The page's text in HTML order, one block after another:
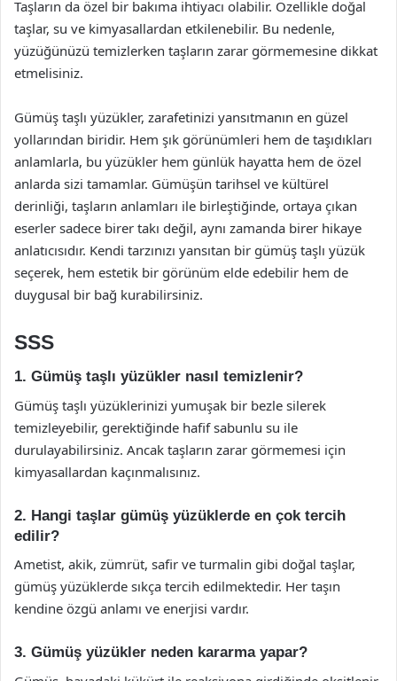
Taşların da özel bir bakıma ihtiyacı olabilir. Özellikle doğal
taşlar, su ve kimyasallardan etkilenebilir. Bu nedenle,
yüzüğünüzü temizlerken taşların zarar görmemesine dikkat
etmelisiniz.
Gümüş taşlı yüzükler, zarafetinizi yansıtmanın en güzel
yollarından biridir. Hem şık görünümleri hem de taşıdıkları
anlamlarla, bu yüzükler hem günlük hayatta hem de özel
anlarda sizi tamamlar. Gümüşün tarihsel ve kültürel
derinliği, taşların anlamları ile birleştiğinde, ortaya çıkan
eserler sadece birer takı değil, aynı zamanda birer hikaye
anlatıcısıdır. Kendi tarzınızı yansıtan bir gümüş taşlı yüzük
seçerek, hem estetik bir görünüm elde edebilir hem de
duygusal bir bağ kurabilirsiniz.
SSS
1. Gümüş taşlı yüzükler nasıl temizlenir?
Gümüş taşlı yüzüklerinizi yumuşak bir bezle silerek
temizleyebilir, gerektiğinde hafif sabunlu su ile
durulayabilirsiniz. Ancak taşların zarar görmemesi için
kimyasallardan kaçınmalısınız.
2. Hangi taşlar gümüş yüzüklerde en çok tercih
edilir?
Ametist, akik, zümrüt, safir ve turmalin gibi doğal taşlar,
gümüş yüzüklerde sıkça tercih edilmektedir. Her taşın
kendine özgü anlamı ve enerjisi vardır.
3. Gümüş yüzükler neden kararma yapar?